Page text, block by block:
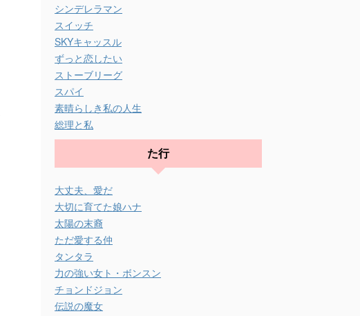
シンデレラマン
スイッチ
SKYキャッスル
ずっと恋したい
ストーブリーグ
スパイ
素晴らしき私の人生
総理と私
た行
大丈夫、愛だ
大切に育てた娘ハナ
太陽の末裔
ただ愛する仲
タンタラ
力の強い女ト・ボンスン
チョンドジョン
伝説の魔女